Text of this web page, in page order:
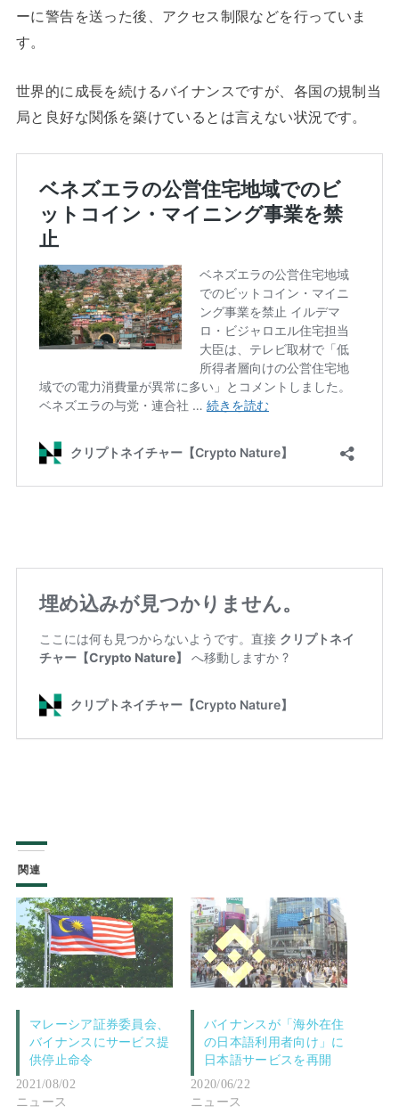
ーに警告を送った後、アクセス制限などを行っていま
す。
世界的に成長を続けるバイナンスですが、各国の規制当
局と良好な関係を築けているとは言えない状況です。
関連
マレーシア証券委員会、
バイナンスにサービス提
供停止命令
2021/08/02
ニュース
バイナンスが「海外在住
の日本語利用者向け」に
日本語サービスを再開
2020/06/22
ニュース